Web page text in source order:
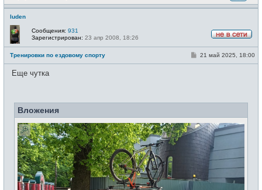
luden
е
в
с
Сообщения: 931
Зарегистрирован: 23 апр 2008, 18:26
Тренировки по ездовому спорту
С
и
21 май 2025, 18:00
Еще чутка
Вложения